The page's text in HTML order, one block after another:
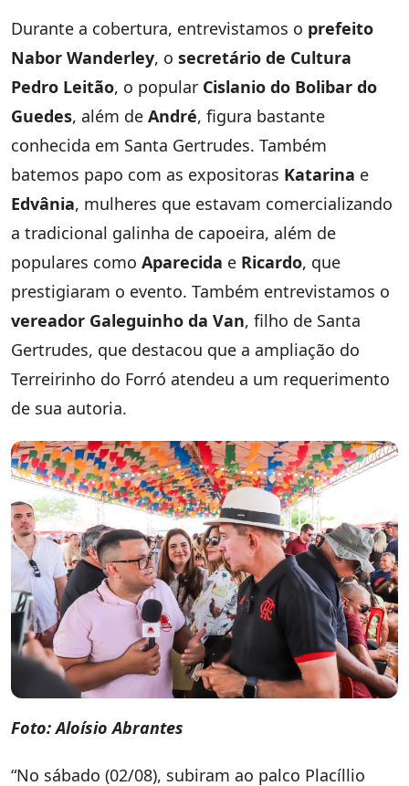
Durante a cobertura, entrevistamos o prefeito
Nabor Wanderley, o secretário de Cultura
Pedro Leitão, o popular Cislanio do Bolibar do
Guedes, além de André, figura bastante
conhecida em Santa Gertrudes. Também
batemos papo com as expositoras Katarina e
Edvânia, mulheres que estavam comercializando
a tradicional galinha de capoeira, além de
populares como Aparecida e Ricardo, que
prestigiaram o evento. Também entrevistamos o
vereador Galeguinho da Van, filho de Santa
Gertrudes, que destacou que a ampliação do
Terreirinho do Forró atendeu a um requerimento
de sua autoria.
Foto: Aloísio Abrantes
“No sábado (02/08), subiram ao palco Placíllio